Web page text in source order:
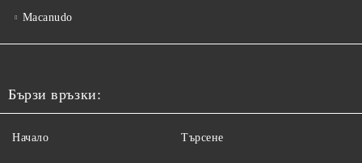
Macanudo
Бързи връзки:
Начало Търсене